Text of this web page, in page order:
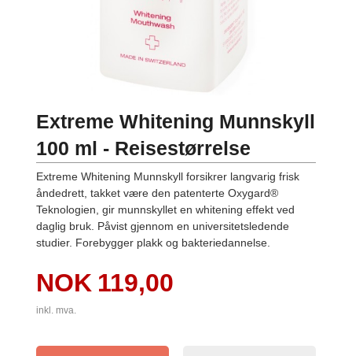
Extreme Whitening Munnskyll
100 ml - Reisestørrelse
Extreme Whitening Munnskyll forsikrer langvarig frisk
åndedrett, takket være den patenterte Oxygard®
Teknologien, gir munnskyllet en whitening effekt ved
daglig bruk. Påvist gjennom en universitetsledende
studier. Forebygger plakk og bakteriedannelse.
Pris
NOK 119,00
inkl. mva.